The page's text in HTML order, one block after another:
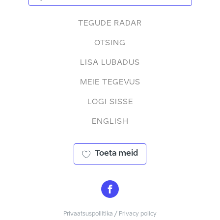
TEGUDE RADAR
OTSING
LISA LUBADUS
MEIE TEGEVUS
LOGI SISSE
ENGLISH
Toeta meid
Privaatsuspoliitika / Privacy policy